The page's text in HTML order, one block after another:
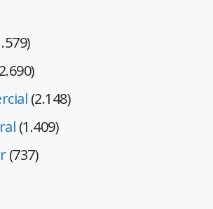
(2.148)
(1.409)
(737)